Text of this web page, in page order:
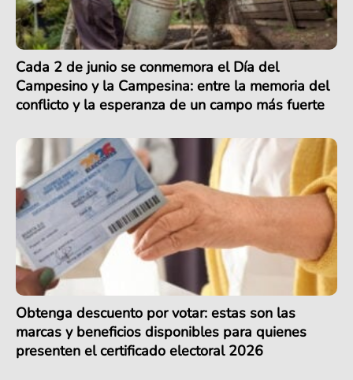
Cada 2 de junio se conmemora el Día del
Campesino y la Campesina: entre la memoria del
conflicto y la esperanza de un campo más fuerte
Obtenga descuento por votar: estas son las
marcas y beneficios disponibles para quienes
presenten el certificado electoral 2026